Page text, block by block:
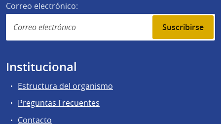
Correo electrónico:
Suscribirse
Institucional
Estructura del organismo
Preguntas Frecuentes
Contacto